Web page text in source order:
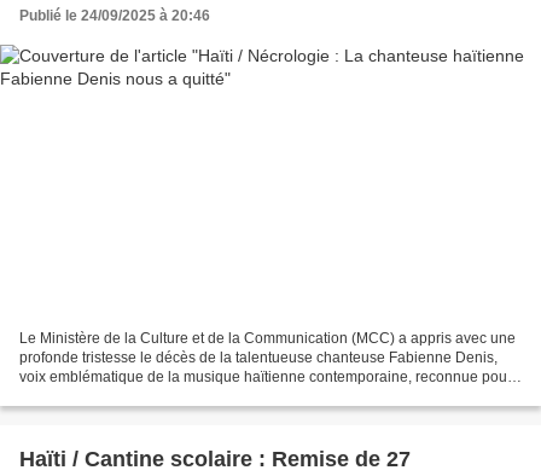
Publié le 24/09/2025 à 20:46
Le Ministère de la Culture et de la Communication (MCC) a appris avec une
profonde tristesse le décès de la talentueuse chanteuse Fabienne Denis,
voix emblématique de la musique haïtienne contemporaine, reconnue pour
Haïti / Cantine scolaire : Remise de 27